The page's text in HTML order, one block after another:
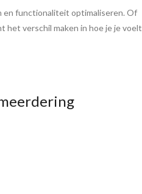
en functionaliteit optimaliseren. Of
het verschil maken in hoe je je voelt